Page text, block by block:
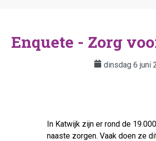
Enquete - Zorg
dinsdag 6 juni
In Katwijk zijn er rond de
naaste zorgen. Vaak doen ze